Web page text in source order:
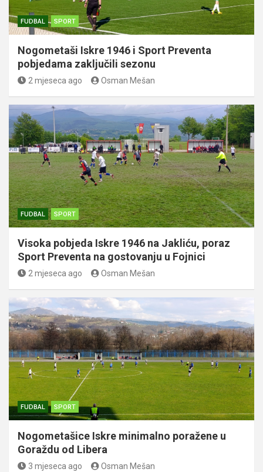
FUDBAL SPORT
Nogometaši Iskre 1946 i Sport Preventa
pobjedama zaključili sezonu
2 mjeseca ago Osman Mešan
FUDBAL SPORT
Visoka pobjeda Iskre 1946 na Jakliću, poraz
Sport Preventa na gostovanju u Fojnici
2 mjeseca ago Osman Mešan
FUDBAL SPORT
Nogometašice Iskre minimalno poražene u
Goraždu od Libera
3 mjeseca ago Osman Mešan